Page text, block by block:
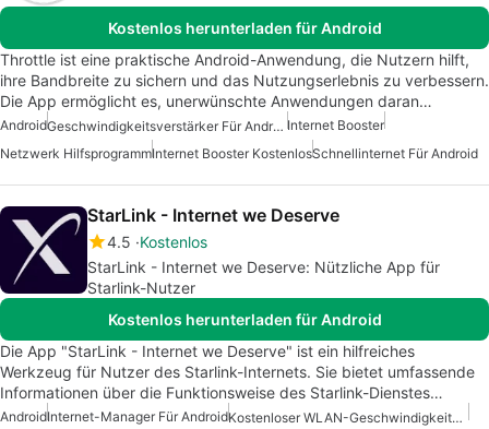
Kostenlos herunterladen für Android
Throttle ist eine praktische Android-Anwendung, die Nutzern hilft,
ihre Bandbreite zu sichern und das Nutzungserlebnis zu verbessern.
Die App ermöglicht es, unerwünschte Anwendungen daran…
Android Geschwindigkeitsverstärker Für Android Internet Booster
Netzwerk HilfsprogrammInternet Booster KostenlosSchnellinternet Für Android
StarLink - Internet we Deserve
4.5 Kostenlos
StarLink - Internet we Deserve: Nützliche App für
Starlink-Nutzer
Kostenlos herunterladen für Android
Die App "StarLink - Internet we Deserve" ist ein hilfreiches
Werkzeug für Nutzer des Starlink-Internets. Sie bietet umfassende
Informationen über die Funktionsweise des Starlink-Dienstes…
AndroidInternet-Manager Für Android
Kostenloser WLAN-Geschwindigkeitstest Für Android